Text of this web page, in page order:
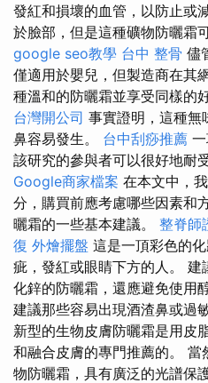
發紅和損壞的血管，以防止或
於臉部，但是這種礦物防曬霜
google seo教學 台中 整骨 儘
僅適用於嬰兒，但製造商在其
種溫和的防曬霜並享受同樣的
台灣開公司 事實證明，這種無
鼻容易發生。 台中刮痧推薦
該研究的參與者可以很好地耐
Google商家檔案 在本文中，
分，購買前應考慮哪些因素和
曬霜的一些基本建議。 整脊師
復 外燴擺盤 這是一頂彩色的
疵，發紅或眼睛下方的人。
化鋅的防曬霜，還應避免使用
建議那些容易出現酒渣鼻或過
新型的生物皮膚防曬霜是用皮
和融合皮膚的專門推薦的。
物防曬霜，具有廣泛的光譜保